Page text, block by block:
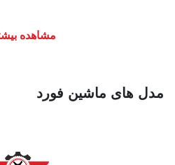
مشاهده
مدل های ماشین فورد